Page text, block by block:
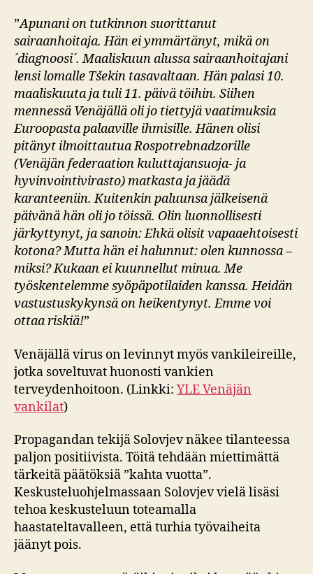
”Apunani on tutkinnon suorittanut
sairaanhoitaja. Hän ei ymmärtänyt, mikä on
´diagnoosi´. Maaliskuun alussa sairaanhoitajani
lensi lomalle Tšekin tasavaltaan. Hän palasi 10.
maaliskuuta ja tuli 11. päivä töihin. Siihen
mennessä Venäjällä oli jo tiettyjä vaatimuksia
Euroopasta palaaville ihmisille. Hänen olisi
pitänyt ilmoittautua Rospotrebnadzorille
(Venäjän federaation kuluttajansuoja- ja
hyvinvointivirasto) matkasta ja jäädä
karanteeniin. Kuitenkin paluunsa jälkeisenä
päivänä hän oli jo töissä. Olin luonnollisesti
järkyttynyt, ja sanoin: Ehkä olisit vapaaehtoisesti
kotona? Mutta hän ei halunnut: olen kunnossa –
miksi? Kukaan ei kuunnellut minua. Me
työskentelemme syöpäpotilaiden kanssa. Heidän
vastustuskykynsä on heikentynyt. Emme voi
ottaa riskiä!”
Venäjällä virus on levinnyt myös vankileireille,
jotka soveltuvat huonosti vankien
terveydenhoitoon. (Linkki: YLE Venäjän
vankilat)
Propagandan tekijä Solovjev näkee tilanteessa
paljon positiivista. Töitä tehdään miettimättä
tärkeitä päätöksiä ”kahta vuotta”.
Keskusteluohjelmassaan Solovjev vielä lisäsi
tehoa keskusteluun toteamalla
haastateltavalleen, että turhia työvaiheita
jäänyt pois.